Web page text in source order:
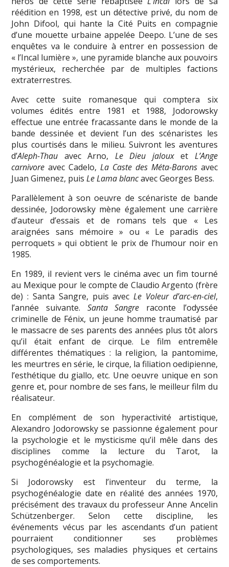
réédition en 1998, est un détective privé, du nom de
John Difool, qui hante la Cité Puits en compagnie
d’une mouette urbaine appelée Deepo. L’une de ses
enquêtes va le conduire à entrer en possession de
« l’Incal lumière », une pyramide blanche aux pouvoirs
mystérieux, recherchée par de multiples factions
extraterrestres.
Avec cette suite romanesque qui comptera six
volumes édités entre 1981 et 1988, Jodorowsky
effectue une entrée fracassante dans le monde de la
bande dessinée et devient l’un des scénaristes les
plus courtisés dans le milieu. Suivront les aventures
d’Aleph-Thau avec Arno, Le Dieu jalouxet L’Ange
carnivore avec Cadelo,La Caste des Méta-Baronsavec
Juan Gimenez, puisLe Lama blancavec Georges Bess.
Parallèlement à son oeuvre de scénariste de bande
dessinée, Jodorowsky mène également une carrière
d’auteur d’essais et de romans tels que « Les
araignées sans mémoire » ou « Le paradis des
perroquets » qui obtient le prix de l’humour noir en
1985.
En 1989, il revient vers le cinéma avec un fim tourné
au Mexique pour le compte de Claudio Argento (frère
de) : Santa Sangre, puis avecLe Voleur d’arc-en-ciel,
l’année suivante. Santa Sangre raconte l’odyssée
criminelle de Fénix, un jeune homme traumatisé par
le massacre de ses parents des années plus tôt alors
qu’il était enfant de cirque. Le film entremêle
différentes thématiques : la religion, la pantomime,
les meurtres en série, le cirque, la filiation oedipienne,
l’esthétique du giallo, etc. Une oeuvre unique en son
genre et, pour nombre de ses fans, le meilleur film du
réalisateur.
En complément de son hyperactivité artistique,
Alexandro Jodorowsky se passionne également pour
la psychologie et le mysticisme qu’il mêle dans des
disciplines comme la lecture du Tarot, la
psychogénéalogie et la psychomagie.
Si Jodorowsky est l’inventeur du terme, la
psychogénéalogie date en réalité des années 1970,
précisément des travaux du professeur Anne Ancelin
Schützenberger. Selon cette discipline, les
événements vécus par les ascendants d’un patient
pourraient conditionner ses problèmes
psychologiques, ses maladies physiques et certains
de ses comportements.